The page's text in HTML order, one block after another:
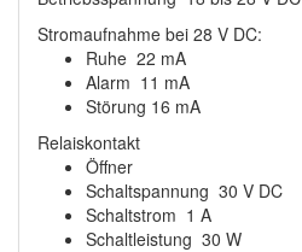
Stromaufnahme bei 28 V DC:
Ruhe 22 mA
Alarm 11 mA
Störung 16 mA
Relaiskontakt
Öffner
Schaltspannung 30 V DC
Schaltstrom 1 A
Schaltleistung 30 W